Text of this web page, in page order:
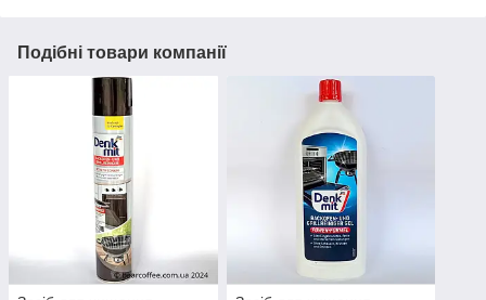
Подібні товари компанії